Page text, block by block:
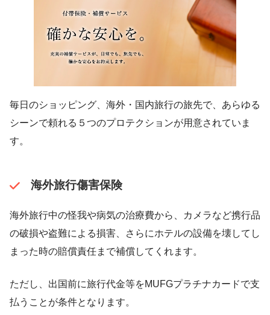
毎日のショッピング、海外・国内旅行の旅先で、あらゆる
シーンで頼れる５つのプロテクションが用意されていま
す。
海外旅行傷害保険
海外旅行中の怪我や病気の治療費から、カメラなど携行品
の破損や盗難による損害、さらにホテルの設備を壊してし
まった時の賠償責任まで補償してくれます。
ただし、出国前に旅行代金等をMUFGプラチナカードで支
払うことが条件となります。